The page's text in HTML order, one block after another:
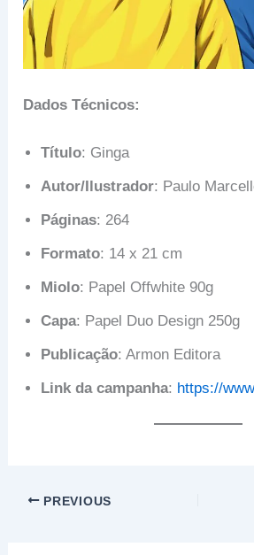
Dados Técnicos:
Título: Ginga
Autor/Ilustrador: Paulo
Páginas: 264
Formato: 14 x 21 cm
Miolo: Papel Offwhite 90g
Capa: Papel Duo Design 250g
Publicação: Armon Editora
Link da campanha: https://
PREVIOUS